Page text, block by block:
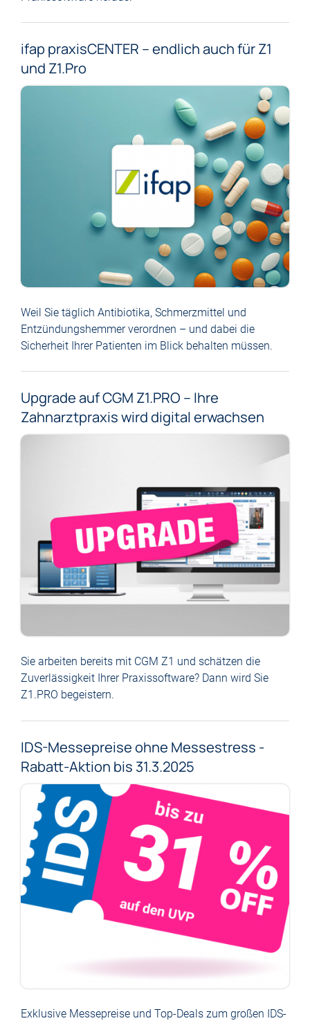
ifap praxisCENTER – endlich auch für Z1
und Z1.Pro
Weil Sie täglich Antibiotika, Schmerzmittel und
Entzündungshemmer verordnen – und dabei die
Sicherheit Ihrer Patienten im Blick behalten müssen.
Upgrade auf CGM Z1.PRO – Ihre
Zahnarztpraxis wird digital erwachsen
Sie arbeiten bereits mit CGM Z1 und schätzen die
Zuverlässigkeit Ihrer Praxissoftware? Dann wird Sie
Z1.PRO begeistern.
IDS-Messepreise ohne Messestress -
Rabatt-Aktion bis 31.3.2025
Exklusive Messepreise und Top-Deals zum großen IDS-